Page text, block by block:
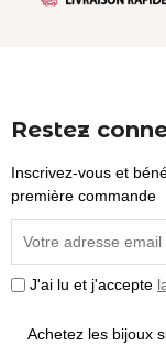
Restez
Inscrivez-vous et
première commande
J'ai lu et j'accepte
Achetez les bijoux